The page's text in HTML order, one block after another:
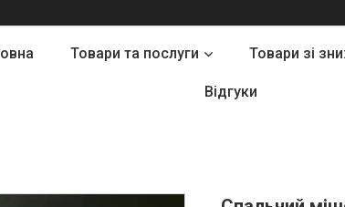
Товари та послуги Товари зі
Відгуки